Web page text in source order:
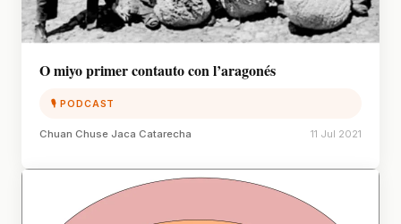
O miyo primer contauto con l’aragonés
🎙 PODCAST
Chuan Chuse Jaca Catarecha 11 Jul 2021